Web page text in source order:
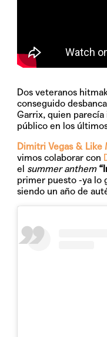
Dos veteranos
conseguido
Garrix, quien
público en los
Dimitri Vegas & Like
vimos colaborar con
el summer anthem
primer puesto -ya lo
siendo un año de